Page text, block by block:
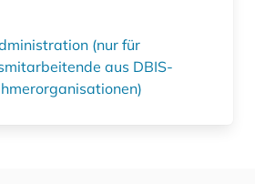
(nur für
aus DBIS-